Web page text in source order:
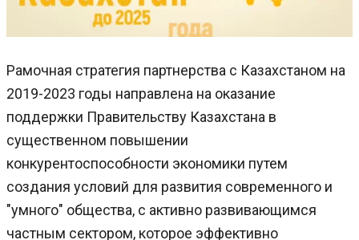
0:00 / 2:26
Рамочная стратегия партнерства с Казахстаном на
2019-2023 годы направлена на оказание
поддержки Правительству Казахстана в
существенном повышении
конкурентоспособности экономики путем
создания условий для развития современного и
"умного" общества, с активно развивающимся
частным сектором, которое эффективно